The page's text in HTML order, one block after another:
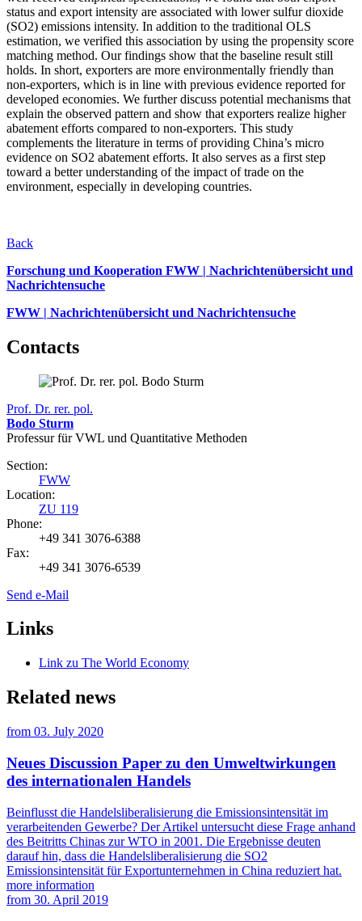
status and export intensity are associated with lower sulfur dioxide
(SO2) emissions intensity. In addition to the traditional OLS
estimation, we verified this association by using the propensity score
matching method. Our findings show that the baseline result still
holds. In short, exporters are more environmentally friendly than
non-exporters, which is in line with previous evidence reported for
developed economies. We further discuss potential mechanisms that
explain the observed pattern and show that exporters realize higher
abatement efforts compared to non-exporters. This study
complements the literature in terms of providing China’s micro
evidence on SO2 abatement efforts. It also serves as a first step
toward a better understanding of the impact of trade on the
environment, especially in developing countries.
Back
Forschung und Kooperation FWW | Nachrichtenübersicht und
Nachrichtensuche
FWW | Nachrichtenübersicht und Nachrichtensuche
Contacts
Prof. Dr. rer. pol.
Bodo Sturm
Professur für VWL und Quantitative Methoden
Section:
FWW
Location:
ZU 119
Phone:
+49 341 3076-6388
Fax:
+49 341 3076-6539
Send e-Mail
Links
Link zu The World Economy
Related news
from 03. July 2020
Neues Discussion Paper zu den Umweltwirkungen
des internationalen Handels
Beinflusst die Handelsliberalisierung die Emissionsintensität im
verarbeitenden Gewerbe? Der Artikel untersucht diese Frage anhand
des Beitritts Chinas zur WTO in 2001. Die Ergebnisse deuten
darauf hin, dass die Handelsliberalisierung die SO2
Emissionsintensität für Exportunternehmen in China reduziert hat.
more information
from 30. April 2019